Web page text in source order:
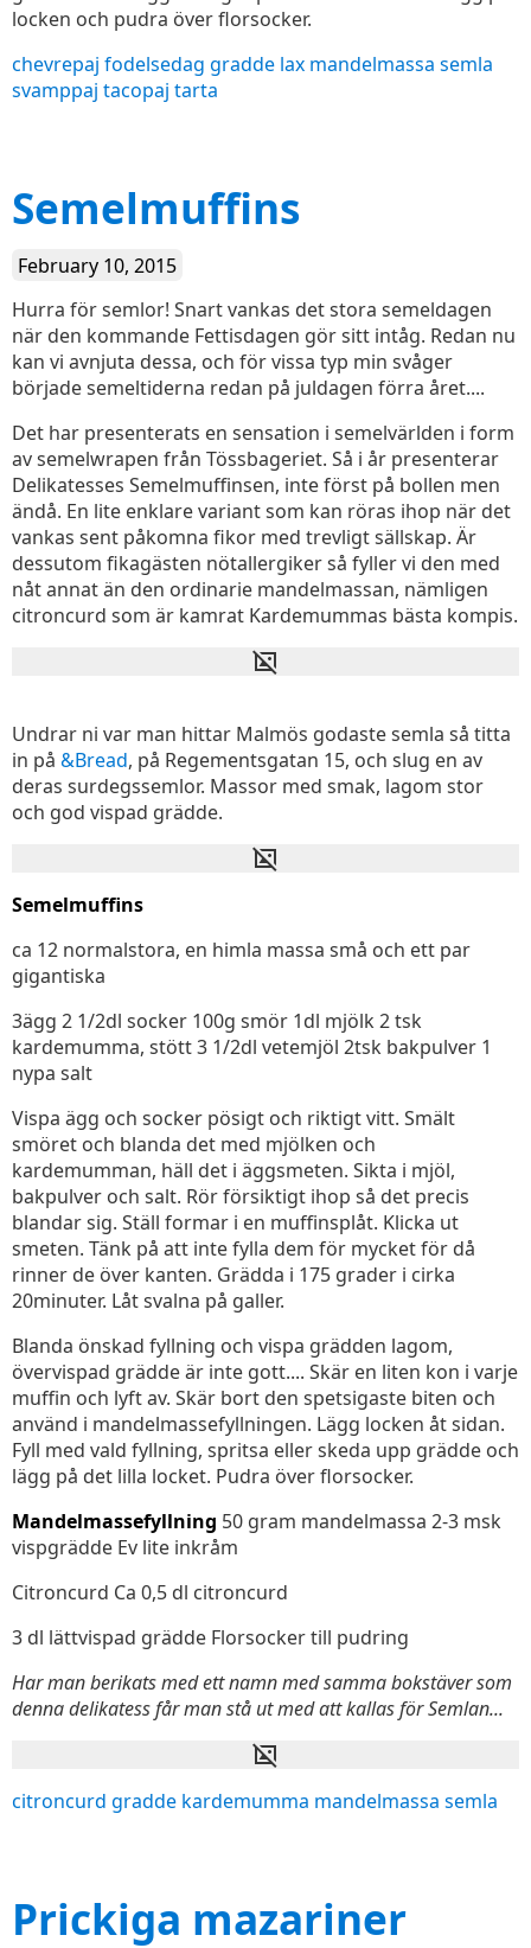
locken och pudra över florsocker.
chevrepaj fodelsedag gradde lax mandelmassa semla
svamppaj tacopaj tarta
Semelmuffins
February 10, 2015
Hurra för semlor! Snart vankas det stora semeldagen
när den kommande Fettisdagen gör sitt intåg. Redan nu
kan vi avnjuta dessa, och för vissa typ min svåger
började semeltiderna redan på juldagen förra året....
Det har presenterats en sensation i semelvärlden i form
av semelwrapen från Tössbageriet. Så i år presenterar
Delikatesses Semelmuffinsen, inte först på bollen men
ändå. En lite enklare variant som kan röras ihop när det
vankas sent påkomna fikor med trevligt sällskap. Är
dessutom fikagästen nötallergiker så fyller vi den med
nåt annat än den ordinarie mandelmassan, nämligen
citroncurd som är kamrat Kardemummas bästa kompis.
Undrar ni var man hittar Malmös godaste semla så titta
in på &Bread, på Regementsgatan 15, och slug en av
deras surdegssemlor. Massor med smak, lagom stor
och god vispad grädde.
Semelmuffins
ca 12 normalstora, en himla massa små och ett par
gigantiska
3ägg 2 1/2dl socker 100g smör 1dl mjölk 2 tsk
kardemumma, stött 3 1/2dl vetemjöl 2tsk bakpulver 1
nypa salt
Vispa ägg och socker pösigt och riktigt vitt. Smält
smöret och blanda det med mjölken och
kardemumman, häll det i äggsmeten. Sikta i mjöl,
bakpulver och salt. Rör försiktigt ihop så det precis
blandar sig. Ställ formar i en muffinsplåt. Klicka ut
smeten. Tänk på att inte fylla dem för mycket för då
rinner de över kanten. Grädda i 175 grader i cirka
20minuter. Låt svalna på galler.
Blanda önskad fyllning och vispa grädden lagom,
övervispad grädde är inte gott.... Skär en liten kon i varje
muffin och lyft av. Skär bort den spetsigaste biten och
använd i mandelmassefyllningen. Lägg locken åt sidan.
Fyll med vald fyllning, spritsa eller skeda upp grädde och
lägg på det lilla locket. Pudra över florsocker.
Mandelmassefyllning 50 gram mandelmassa 2-3 msk
vispgrädde Ev lite inkråm
Citroncurd Ca 0,5 dl citroncurd
3 dl lättvispad grädde Florsocker till pudring
Har man berikats med ett namn med samma bokstäver som
denna delikatess får man stå ut med att kallas för Semlan...
citroncurd gradde kardemumma mandelmassa semla
Prickiga mazariner